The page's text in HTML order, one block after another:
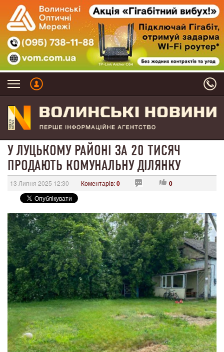
У ЛУЦЬКОМУ РАЙОНІ ЗА 20 ТИСЯЧ
ПРОДАЮТЬ КОМУНАЛЬНУ ДІЛЯНКУ
13 Липня 2025 12:30 Коментарів:0 0